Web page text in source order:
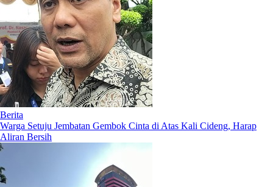
Berita
Warga Setuju Jembatan Gembok Cinta di Atas Kali Cideng, Harap
Aliran Bersih